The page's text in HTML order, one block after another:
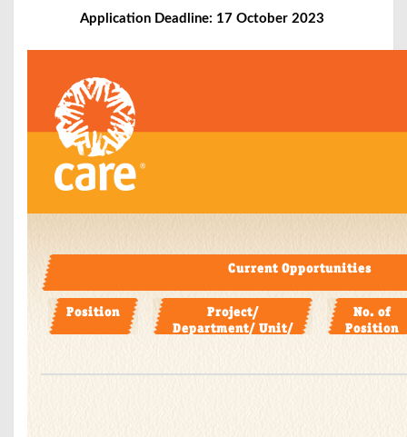
Application Deadline: 17 October 2023